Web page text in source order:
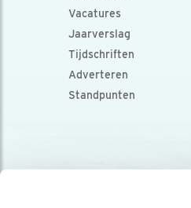
Vacatures
Jaarverslag
Tijdschriften
Adverteren
Standpunten